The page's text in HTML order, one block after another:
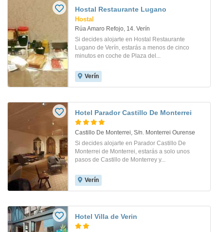
Hostal Restaurante Lugano
Hostal
Rúa Amaro Refojo, 14. Verín
Si decides alojarte en Hostal Restaurante
Lugano de Verín, estarás a menos de cinco
minutos en coche de Plaza del...
Verín
Hotel Parador Castillo De Monterrei
Castillo De Monterrei, S/n. Monterrei Ourense
Si decides alojarte en Parador Castillo De
Monterrei de Monterrei, estarás a solo unos
pasos de Castillo de Monterrey y...
Verín
Hotel Villa de Verin